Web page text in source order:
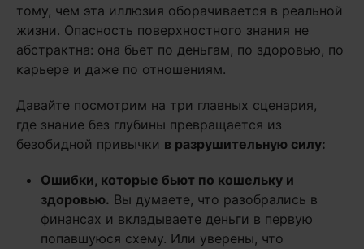
тому, чем эта иллюзия оборачивается в реальной
жизни. Опасность поверхностного знания не
абстрактна: она бьет по деньгам, по здоровью, по
карьере и даже по отношениям.
Давайте посмотрим на три главных сценария,
где знание без глубины превращается из
безобидной привычки в разрушительную силу:
Ошибки, которые бьют по кошельку и
здоровью. Вы думаете, что разобрались в
финансах и вкладываете деньги в первую
попавшуюся схему. Или уверены, что